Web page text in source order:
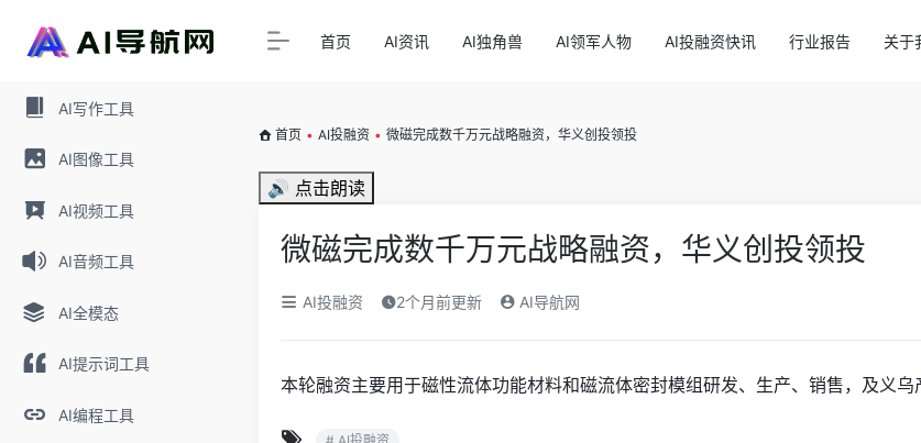
AI写作工具
AI图像工具
AI视频工具
AI音频工具
AI全模态
AI提示词工具
AI编程工具
首页 AI资讯 AI独角兽 AI领军人物 AI投融资快讯 行业报告 关于
首页 • AI投融资 • 微磁完成数千万元战略融资，华义创投领投
🔊 点击朗读
微磁完成数千万元战略融资，华义创投领投
AI投融资 2个月前更新 AI导航网
本轮融资主要用于磁性流体功能材料和磁流体密封模组研发、生产、销售，及义